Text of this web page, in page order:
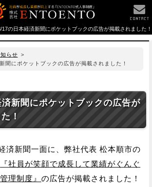
17の日本経済新聞にポケットブックの広告が掲載されました！
らせ >
聞にポケットブックの広告が掲載されました！
新聞にポケットブックの広告が
！
済新聞一面に、弊社代表 松本順市の
『社員が笑顔で成長して業績がぐんぐ
理制度』 の広告が掲載されました！
CONTACT